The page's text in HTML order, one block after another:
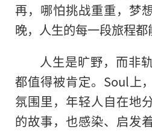
再，哪怕挑战重重，梦
晚，人生的每一段旅程都
人生是旷野，而非
都值得被肯定。Soul上
氛围里，年轻人自在地
的故事，也感染、启发